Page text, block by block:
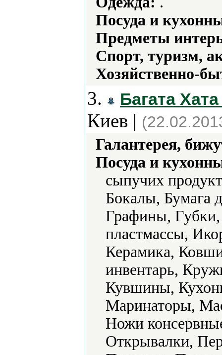
Посуда и
Предметы
Спорт, туризм,
Хозяйственно-
3. Багата
Киев |
Галантерея,
Посуда и
сыпучих
Бокалы, Бумага
Графины, Губки,
пластмассы,
Керамика,
инвентарь,
Кувшины,
Маринаторы,
Ножи
Открывалки,